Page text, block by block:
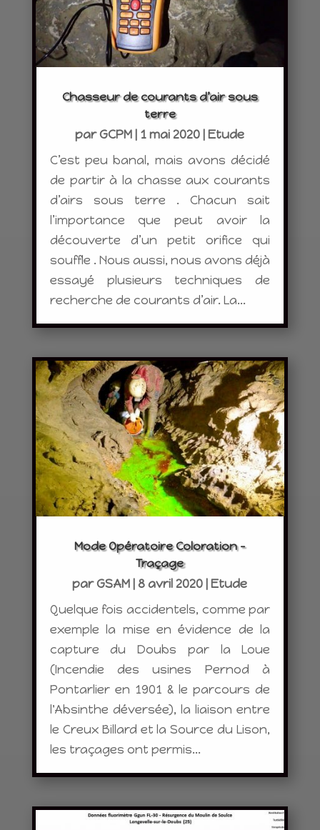
Chasseur de courants d’air sous
terre
parGCPM | 1 mai 2020 |Etude
C’est peu banal, mais avons décidé
de partir à la chasse aux courants
d’airs sous terre . Chacun sait
l’importance que peut avoir la
découverte d’un petit orifice qui
souffle . Nous aussi, nous avons déjà
essayé plusieurs techniques de
recherche de courants d’air. La...
Mode Opératoire Coloration –
Traçage
parGSAM |8 avril 2020 |Etude
Quelque fois accidentels, comme par
exemple la mise en évidence de la
capture du Doubs par la Loue
(Incendie des usines Pernod à
Pontarlier en 1901 & le parcours de
l'Absinthe déversée), la liaison entre
le Creux Billard et la Source du Lison,
les traçages ont permis...